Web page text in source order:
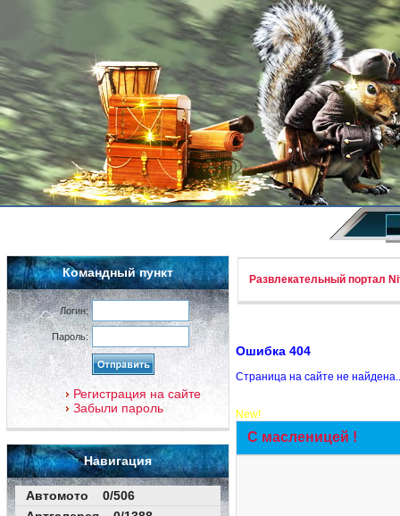
Командный пункт
Логин:
Пароль:
Регистрация на сайте
Забыли пароль
Навигация
Автомото 0/506
Развлекательный портал
Ошибка 404
Страница на сайте не
New!
С масленицей !